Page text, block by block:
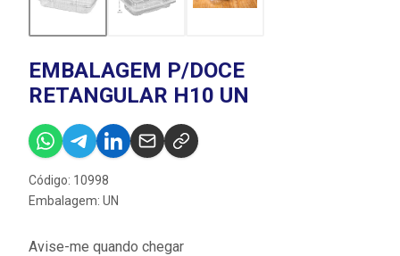
EMBALAGEM P/DOCE
RETANGULAR H10 UN
Código: 10998
Embalagem: UN
Avise-me quando chegar